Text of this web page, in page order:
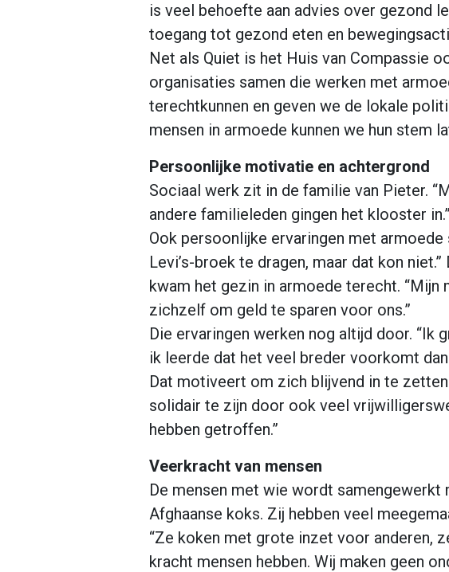
is veel behoefte aan advies over gezond
toegang tot gezond eten en
Net als Quiet is het Huis van Compassie
organisaties samen die werken met
terechtkunnen en geven we de lokale
mensen in armoede kunnen we hun stem
Persoonlijke motivatie en achtergrond
Sociaal werk zit in de familie van Pieter.
andere familieleden gingen het klooster in.”
Ook persoonlijke ervaringen met
Levi’s-broek te dragen, maar dat kon
kwam het gezin in armoede terecht.
zichzelf om geld te sparen voor ons.”
Die ervaringen werken nog altijd door. “Ik
ik leerde dat het veel breder voorkomt dan
Dat motiveert om zich blijvend in te
solidair te zijn door ook veel
hebben getroffen.”
Veerkracht van mensen
De mensen met wie wordt samengewerkt
Afghaanse koks. Zij hebben veel
“Ze koken met grote inzet voor anderen,
kracht mensen hebben. Wij maken geen